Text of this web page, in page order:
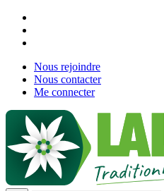
Nous rejoindre
Nous contacter
Me connecter